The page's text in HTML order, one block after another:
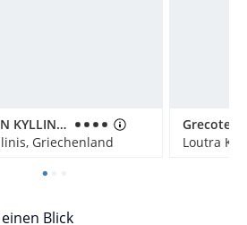
ROBINSON KYLLINI BEACH
Griechenland
Loutra
Blick